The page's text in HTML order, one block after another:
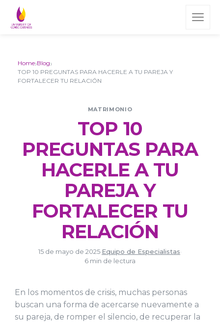
Home›Blog›
TOP 10 PREGUNTAS PARA HACERLE A TU PAREJA Y
FORTALECER TU RELACIÓN
MATRIMONIO
TOP 10
PREGUNTAS PARA
HACERLE A TU
PAREJA Y
FORTALECER TU
RELACIÓN
15 de mayo de 2025·Equipo de Especialistas·
6 min de lectura
En los momentos de crisis, muchas personas
buscan una forma de acercarse nuevamente a
su pareja, de romper el silencio, de recuperar la